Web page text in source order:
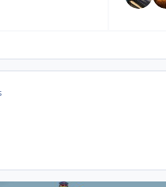
topic overview